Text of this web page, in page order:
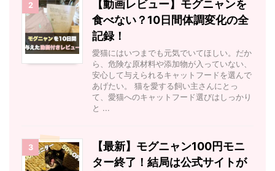
2
【動画レビュー】モグニャンを
食べない？10日間体調変化の全
記録！
愛猫にはいつまでも元気でいてほしい。だか
ら、危険な原材料や添加物が入っていない、
安心して与えられるキャットフードを選んで
あげたい。 猫を愛する飼い主さんにとっ
て、愛猫へのキャットフード選びはしっかり
と ...
3
【最新】モグニャン100円モニ
ター終了！結局は公式サイトが